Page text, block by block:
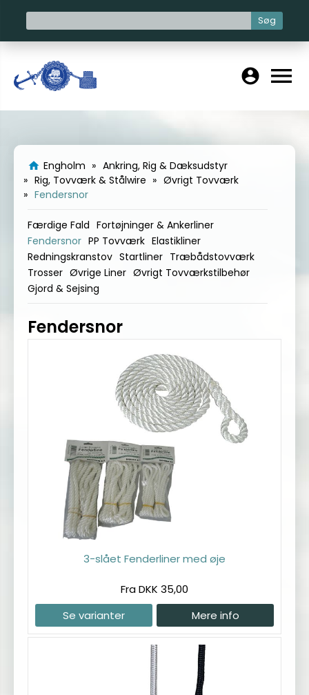
Søg
account_circle menu
home Engholm
Ankring, Rig & Dæksudstyr
Rig, Tovværk & Stålwire
Øvrigt Tovværk
Fendersnor
Færdige Fald Fortøjninger & Ankerliner
Fendersnor PP Tovværk Elastikliner
Redningskranstov Startliner Træbådstovværk
Trosser Øvrige Liner Øvrigt Tovværkstilbehør
Gjord & Sejsing
Fendersnor
3-slået Fenderliner med øje
Fra DKK 35,00
Se varianter
Mere info